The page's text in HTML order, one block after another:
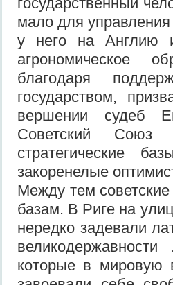
мало для
у него на Англию
агрономическое
благодаря
государством,
вершении судеб
Советский Союз
стратегические
закоренелые
Между тем
базам. В Риге на
нередко задевали
которые в мировую